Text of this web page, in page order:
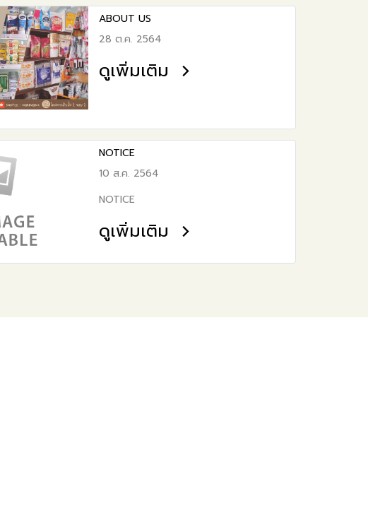
ABOUT US
28 ต.ค. 2564
ดูเพิ่มเติม
NOTICE
10 ส.ค. 2564
NOTICE
ดูเพิ่มเติม